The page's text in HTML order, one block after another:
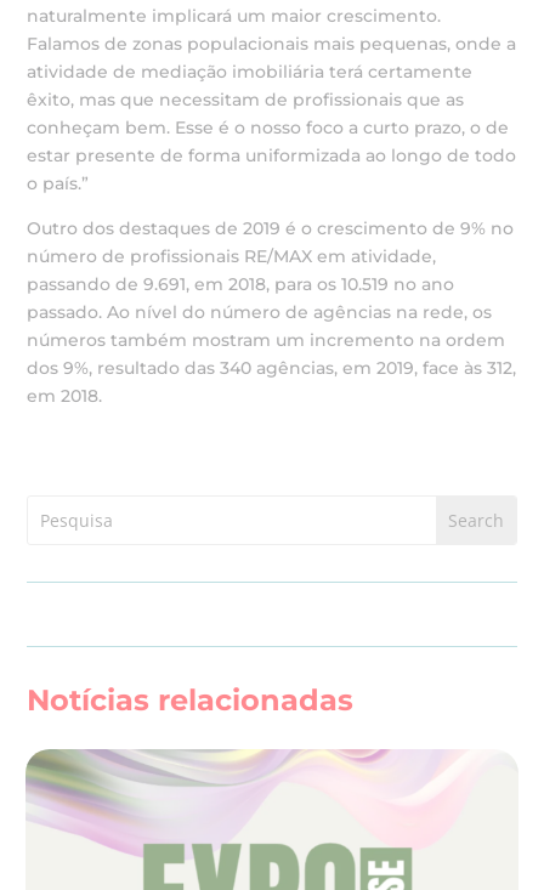
naturalmente implicará um maior crescimento.
Falamos de zonas populacionais mais pequenas, onde a
atividade de mediação imobiliária terá certamente
êxito, mas que necessitam de profissionais que as
conheçam bem. Esse é o nosso foco a curto prazo, o de
estar presente de forma uniformizada ao longo de todo
o país.”
Outro dos destaques de 2019 é o crescimento de 9% no
número de profissionais RE/MAX em atividade,
passando de 9.691, em 2018, para os 10.519 no ano
passado. Ao nível do número de agências na rede, os
números também mostram um incremento na ordem
dos 9%, resultado das 340 agências, em 2019, face às 312,
em 2018.
Notícias relacionadas